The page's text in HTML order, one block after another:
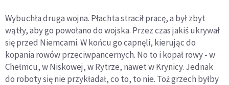
Wybuchła druga wojna. Płachta stracił pracę, a był zbyt
wątły, aby go powołano do wojska. Przez czas jakiś ukrywał
się przed Niemcami. W końcu go capnęli, kierując do
kopania rowów przeciwpancernych. No to i kopał rowy - w
Chełmcu, w Niskowej, w Rytrze, nawet w Krynicy. Jednak
do roboty się nie przykładał, co to, to nie. Toż grzech byłby